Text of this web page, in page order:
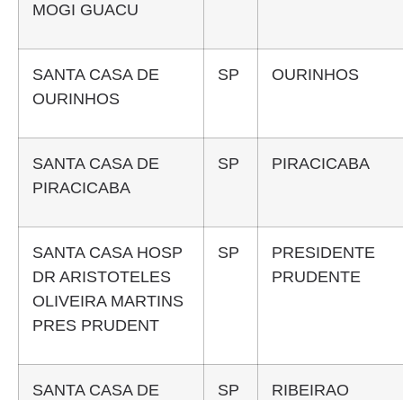
MOGI GUACU
SANTA CASA DE
OURINHOS
SP OURINHOS
SANTA CASA DE
PIRACICABA
SP PIRACICABA
SANTA CASA HOSP
DR ARISTOTELES
OLIVEIRA MARTINS
PRES PRUDENT
SP
PRESIDENTE
PRUDENTE
SANTA CASA DE SP RIBEIRAO